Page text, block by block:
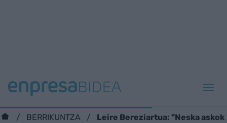
BERRIKUNTZA
Leire Bereziartua: "Neska askok